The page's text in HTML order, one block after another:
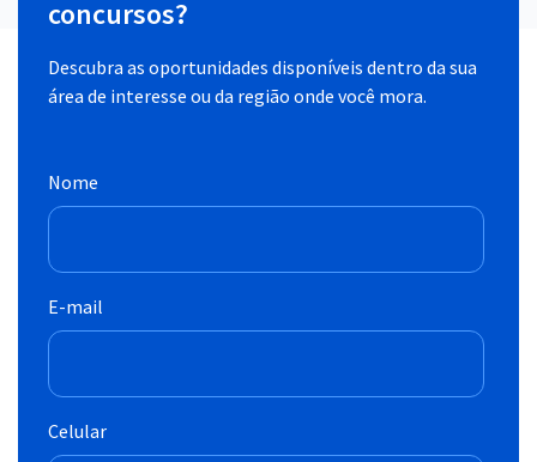
concursos?
Descubra as oportunidades disponíveis dentro da sua
área de interesse ou da região onde você mora.
Nome
E-mail
Celular